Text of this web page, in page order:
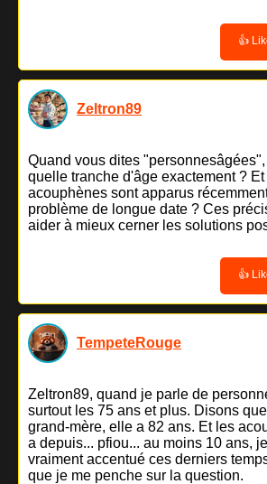
👍
Zeltron89
Quand vous dites
quelle tranche d'âge exactement ?
acouphènes sont apparus
problème de longue date ? Ces
aider à mieux cerner les solutions
👍
TempeteRouge
Zeltron89, quand je parle de
surtout les 75 ans et plus. Disons
grand-mère, elle a 82 ans. Et les
a depuis... pfiou... au moins 10 ans,
vraiment accentué ces derniers
que je me penche sur la question.